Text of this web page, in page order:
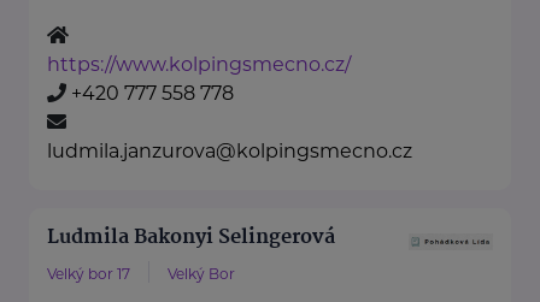
https://www.kolpingsmecno.cz/
+420 777 558 778
ludmila.janzurova@kolpingsmecno.cz
Ludmila Bakonyi Selingerová
Velký bor 17 Velký Bor